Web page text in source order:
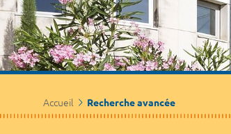
Accueil Recherche avancée